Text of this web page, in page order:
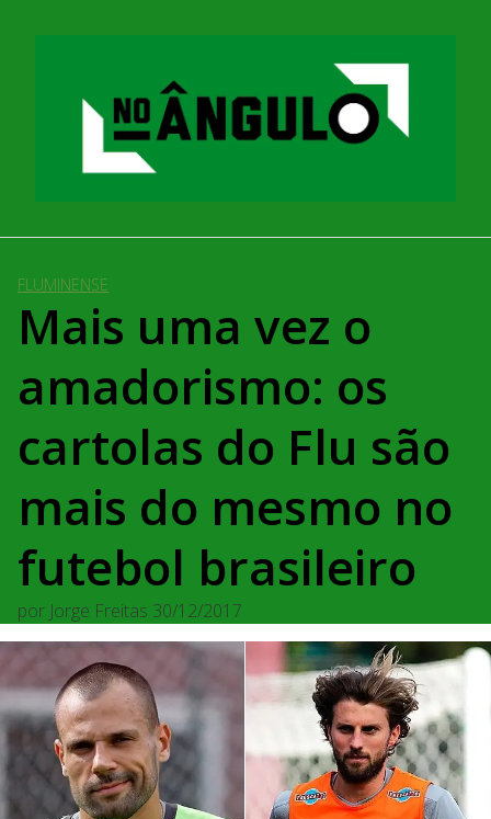
FLUMINENSE
Mais uma vez o
amadorismo: os
cartolas do Flu são
mais do mesmo no
futebol brasileiro
por Jorge Freitas 30/12/2017